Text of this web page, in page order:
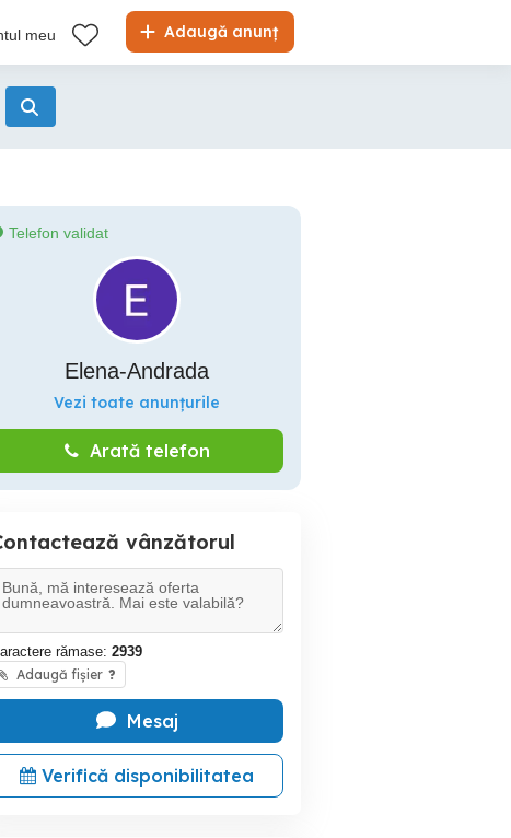
Adaugă anunț
meu
Telefon validat
Elena-Andrada
Vezi toate anunțurile
Arată telefon
vânzătorul
rămase: 2939
Adaugă fișier ?
Mesaj
Verifică disponibilitatea